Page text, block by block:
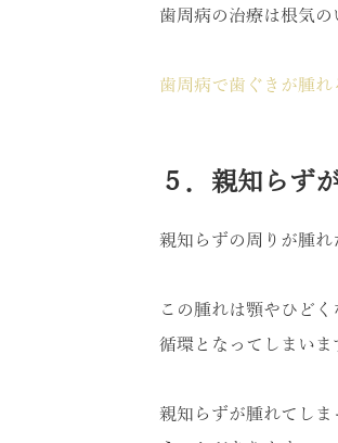
歯周病の治療は根気
歯周病で歯ぐきが腫れ
５．親知らず
親知らずの周りが腫れ
この腫れは顎やひど
循環となってしまいま
親知らずが腫れてし